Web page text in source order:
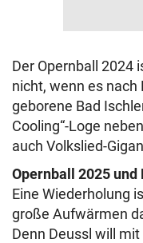
Der Opernball 2024
nicht, wenn es
geborene Bad
Cooling“-Loge
auch Volkslied-
Opernball 2025 und
Eine Wiederholung
große Aufwärmen
Denn Deussl will